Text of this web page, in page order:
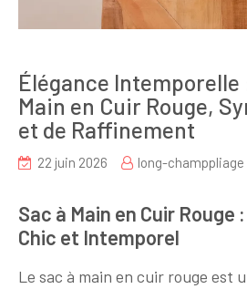
Élégance Intemporelle
Main en Cuir Rouge,
et de Raffinement
22 juin 2026 long-champpliage
Sac à Main en Cuir Rouge
Chic et Intemporel
Le sac à main en cuir rouge est